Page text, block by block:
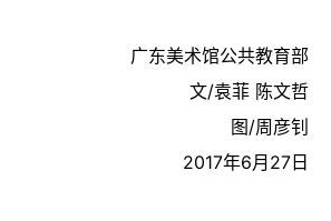
广东美术馆公共教育部
文/袁菲 陈文哲
图/周彦钊
2017年6月27日